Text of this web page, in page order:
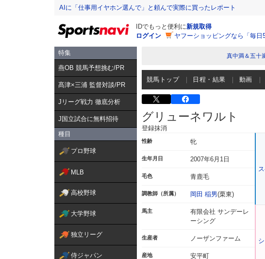
AIに「仕事用イヤホン選んで」と頼んで実際に買ったレポート
IDでもっと便利に新規取得
ログイン
ヤフーショッピングなら「毎日
特集
燕OB 競馬予想挑む/PR
髙津×三浦 監督対談/PR
Jリーグ戦力 徹底分析
J国立試合に無料招待
種目
プロ野球
MLB
高校野球
大学野球
独立リーグ
侍ジャパン
真中満＆五十
競馬トップ 日程・結果 動画
グリューネワルト
登録抹消
性齢 牝
生年月日 2007年6月1日
毛色 青鹿毛
調教師（所属） 岡田 稲男(栗東)
馬主
有限会社 サンデーレ
ーシング
生産者 ノーザンファーム
産地 安平町